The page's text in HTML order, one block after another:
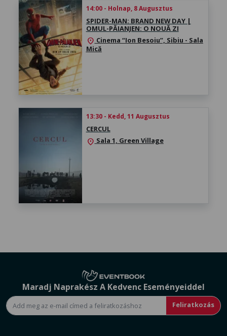
14:00 - Holnap, 8 Augusztus
SPIDER-MAN: BRAND NEW DAY |
OMUL-PĂIANJEN: O NOUĂ ZI
location_on Cinema “Ion Besoiu”, Sibiu - Sala
Mică
13:30 - Kedd, 11 Augusztus
CERCUL
location_on Sala 1, Green Village
Maradj Naprakész A Kedvenc Eseményeiddel
Feliratkozás